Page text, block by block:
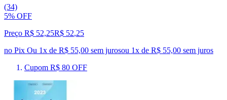
(34)
5% OFF
Preço R$ 52,25R$ 52,25
no Pix Ou 1x de R$ 55,00 sem jurosou 1x de R$ 55,00 sem juros
Cupom R$ 80 OFF